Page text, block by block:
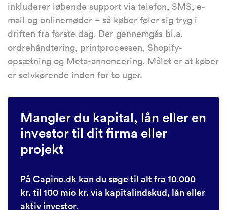
inkluderer løbende support via telefon, SMS, e-
mail og onlinemøder – så køber føler sig tryg i
driften fra første dag. Der gennemgås bl.a.
ordrehåndtering, printprocessen, Shopify-
opsætning og Meta-annoncering. Målet er at køber
er selvkørende inden for to uger.
Mangler du kapital, lån eller en
investor til dit firma eller
projekt
På Capino.dk kan du søge til alt fra 10.000
kr. til 100 mio kr. via kapitalindskud, lån eller
aktiv investor.